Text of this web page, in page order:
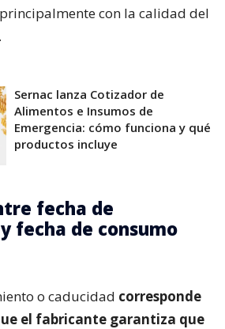
con la calidad del
Sernac lanza Cotizador de
Alimentos e Insumos de
Emergencia: cómo funciona y qué
productos incluye
fecha de
fecha de consumo
o caducidad corresponde
el fabricante garantiza que